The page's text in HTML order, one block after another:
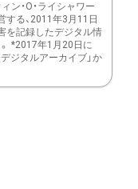
ン・O・ライシャワー
する、2011年3月11日
を記録したデジタル情
*2017年1月20日に
ジタルアーカイブ」か